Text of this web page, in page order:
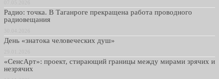
Радио: точка. В Таганроге прекращена работа проводного
радиовещания
День «знатока человеческих душ»
«СенсАрт»: проект, стирающий границы между мирами зрячих и
незрячих